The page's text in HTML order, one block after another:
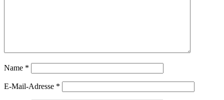
Name *
E-Mail-Adresse *